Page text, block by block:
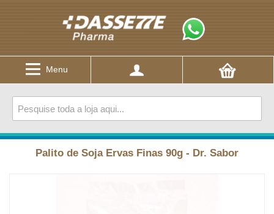
Menu
Palito de Soja Ervas Finas 90g - Dr. Sabor